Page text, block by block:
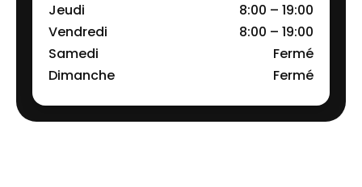
Jeudi
8:00 – 19:00
Vendredi
8:00 – 19:00
Samedi
Fermé
Dimanche
Fermé